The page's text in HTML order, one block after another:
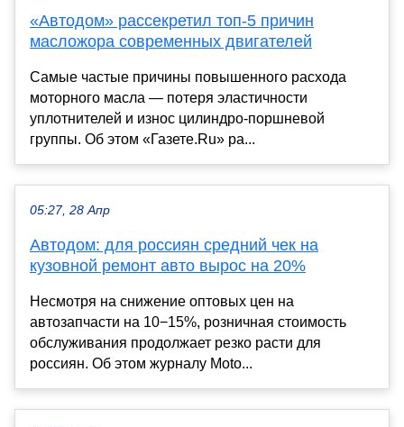
«Автодом» рассекретил топ-5 причин
масложора современных двигателей
Самые частые причины повышенного расхода
моторного масла — потеря эластичности
уплотнителей и износ цилиндро-поршневой
группы. Об этом «Газете.Ru» ра...
05:27, 28 Апр
Автодом: для россиян средний чек на
кузовной ремонт авто вырос на 20%
Несмотря на снижение оптовых цен на
автозапчасти на 10−15%, розничная стоимость
обслуживания продолжает резко расти для
россиян. Об этом журналу Moto...